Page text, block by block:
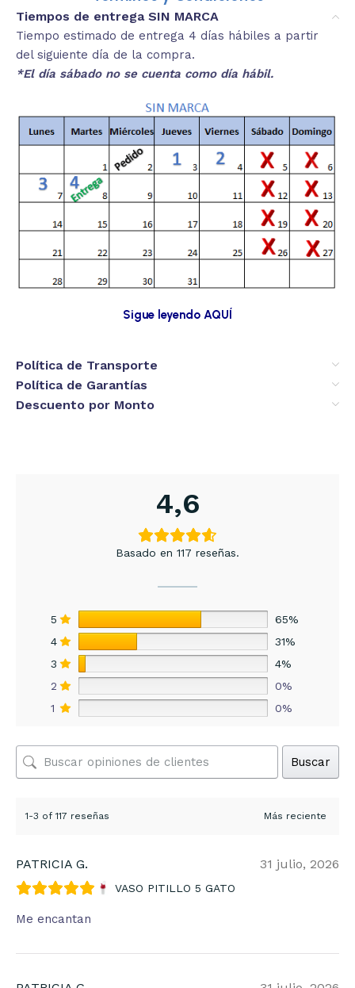
Tiempos de entrega SIN MARCA
Tiempo estimado de entrega 4 días hábiles a partir
del siguiente día de la compra.
*El día sábado no se cuenta como día hábil.
Sigue leyendo AQUÍ
Política de Transporte
Política de Garantías
Descuento por Monto
4,6
Basado en 117 reseñas.
5
65%
4
31%
3
4%
2
0%
1
0%
Buscar
1-3 of 117 reseñas
PATRICIA G. 31 julio, 2026
VASO PITILLO 5 GATO
Me encantan